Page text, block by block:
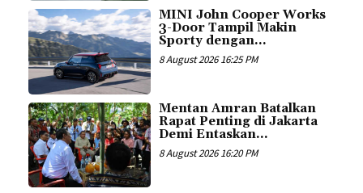
MINI John Cooper Works
3-Door Tampil Makin
Sporty dengan...
8 August 2026 16:25 PM
Mentan Amran Batalkan
Rapat Penting di Jakarta
Demi Entaskan...
8 August 2026 16:20 PM